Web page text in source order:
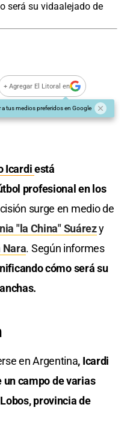
será su vidaalejado de
+ Agregar El Litoral en
a tus medios preferidos en Google
Icardiestá
profesional en los
surge en medio de
"la China" Suárezy
Nara. Según informes
cómo será su
en Argentina, Icardi
campo de varias
provincia de